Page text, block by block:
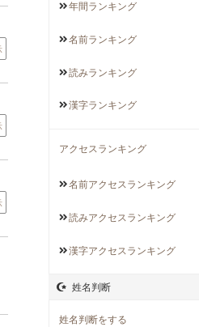
年間 ランキング
名前ランキング
読みランキング
漢字ランキング
アクセスランキング
名前アクセスランキング
読みアクセスランキング
漢字アクセス ランキング
姓名判断
姓名判断をする